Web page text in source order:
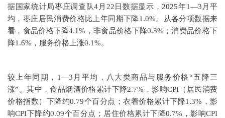
据国家统计局枣庄调查队4月22日数据显示，2025年1—3月平
均，枣庄居民消费价格比上年同期下降1.0%。从各分项数据来
看，食品价格下降4.1%，非食品价格下降0.3%；消费品价格下
降1.6%，服务价格上涨0.1%。
较上年同期，1—3月平均，八大类商品与服务价格“五降三
涨”。其中，食品烟酒价格累计下降2.7%，影响CPI（居民消费
价格指数）下降约0.79个百分点；衣着价格累计下降1.3%，影
响CPI下降约0.09个百分点；居住价格累计下降0.7%，影响CPI